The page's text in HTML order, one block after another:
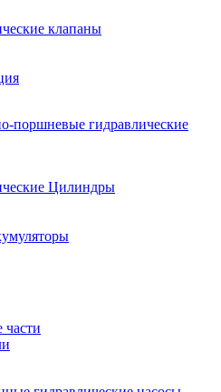
клапаны
поршневые гидравлические
Цилиндры
части